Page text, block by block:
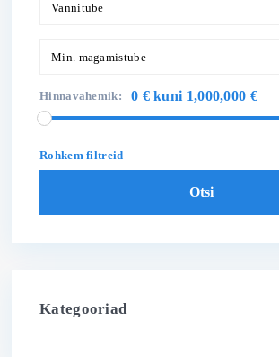
Vannitube
Min. magamistube
Hinnavahemik: 0 € kuni 1,000,000 €
Rohkem filtreid
Otsi
Kategooriad